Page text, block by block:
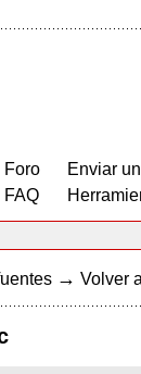
Foro
FAQ
Enviar
→ Volver